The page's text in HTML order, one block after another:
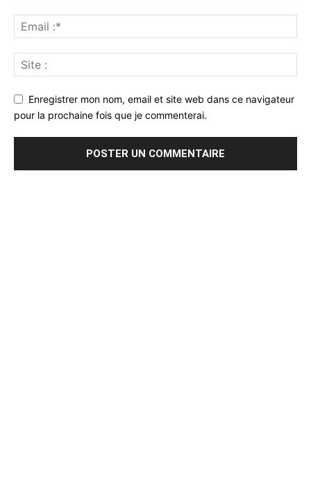
Enregistrer mon nom, email et site web dans ce navigateur
pour la prochaine fois que je commenterai.